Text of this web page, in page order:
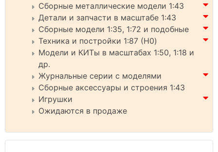
Сборные металлические модели 1:43
Детали и запчасти в масштабе 1:43
Сборные модели 1:35, 1:72 и подобные
Техника и постройки 1:87 (H0)
Модели и КИТы в масштабах 1:50, 1:18 и
др.
Журнальные серии с моделями
Сборные аксессуары и строения 1:43
Игрушки
Ожидаются в продаже